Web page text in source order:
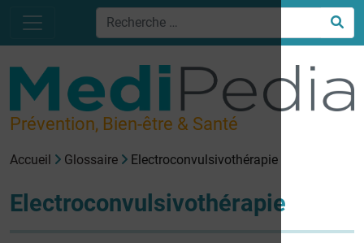
Prévention, Bien-être & Santé
Accueil Glossaire Electroconvulsivothérapie
Electroconvulsivothérapie